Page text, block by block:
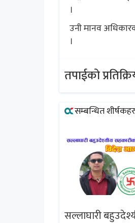
।
उनी मानव
।
तपाईको
सम्बन्धित
सल्लाघारी